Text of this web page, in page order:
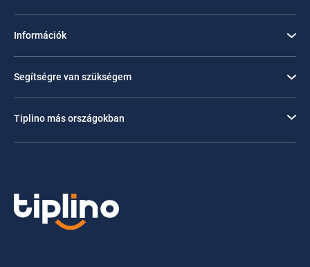
Információk
Segítségre van szükségem
Tiplino más országokban